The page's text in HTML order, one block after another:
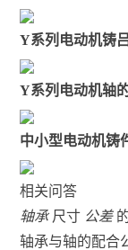
Y系列电动机铸
Y系列电动机轴
中小型电动机铸
相关问答
轴承 尺寸 公差
轴承与轴的配合